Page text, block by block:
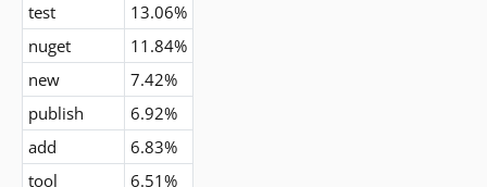
test
13.06%
nuget
11.84%
new
7.42%
publish
6.92%
add
6.83%
tool
6.51%